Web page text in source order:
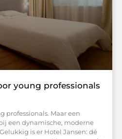
young professionals
professionals. Maar een
een dynamische, moderne
is er Hotel Jansen: dé